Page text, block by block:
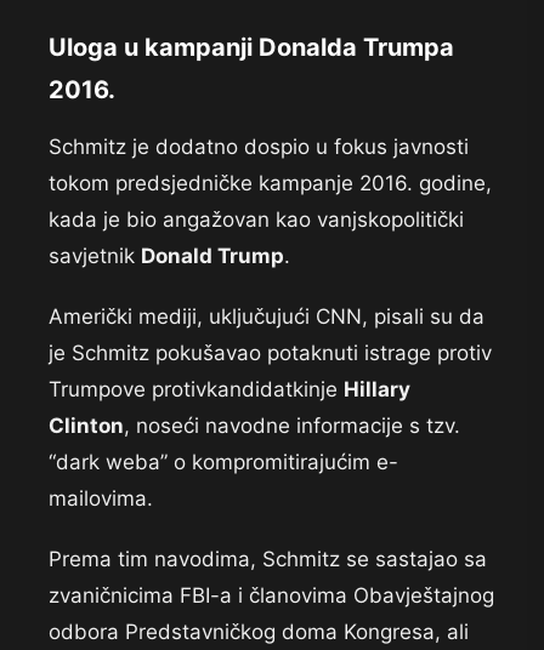
Uloga u kampanji Donalda Trumpa
2016.
Schmitz je dodatno dospio u fokus javnosti
tokom predsjedničke kampanje 2016. godine,
kada je bio angažovan kao vanjskopolitički
savjetnik Donald Trump.
Američki mediji, uključujući CNN, pisali su da
je Schmitz pokušavao potaknuti istrage protiv
Trumpove protivkandidatkinje Hillary
Clinton, noseći navodne informacije s tzv.
“dark weba” o kompromitirajućim e-
mailovima.
Prema tim navodima, Schmitz se sastajao sa
zvaničnicima FBI-a i članovima Obavještajnog
odbora Predstavničkog doma Kongresa, ali